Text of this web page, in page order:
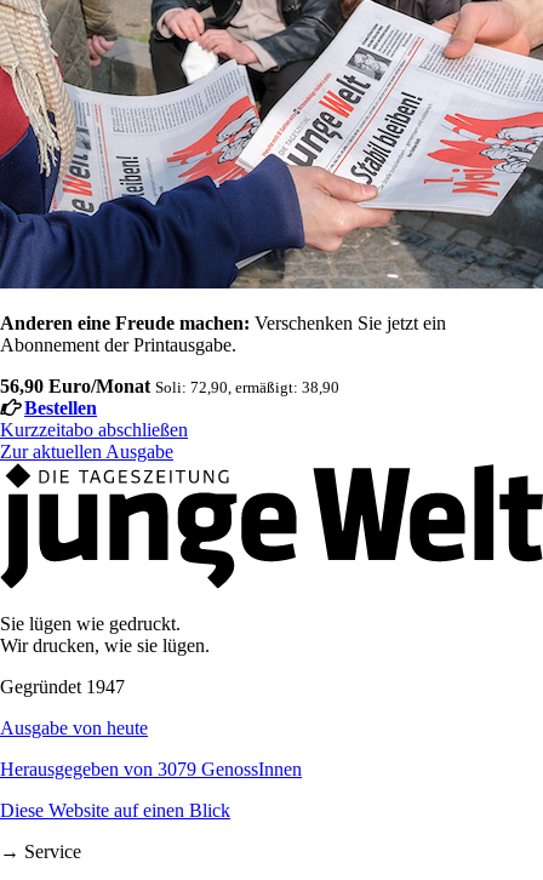
Anderen eine Freude machen: Verschenken Sie jetzt ein
Abonnement der Printausgabe.
56,90 Euro/Monat Soli: 72,90, ermäßigt: 38,90
Bestellen
Kurzzeitabo abschließen
Zur aktuellen Ausgabe
Sie lügen wie gedruckt.
Wir drucken, wie sie lügen.
Gegründet 1947
Ausgabe von heute
Herausgegeben von 3079 GenossInnen
Diese Website auf einen Blick
→ Service